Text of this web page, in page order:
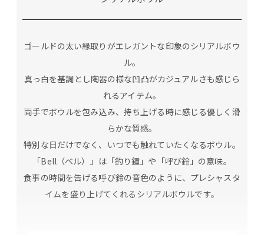
ゴールドの太い縁取りがエレガントな印象のシリアルボウ
ル。
真っ白を基調とし陶器の様な凹凸がカジュアルさも感じら
れるアイテム。
両手でボウルを包み込み、持ち上げる時に感じる優しく滑
らかな質感。
特別な日だけでなく、いつでも触れていたくなるボウル。
「Bell（ベル）」は「釣り鐘」や「呼び鈴」の意味。
食事の時間を告げる呼び鈴の音色のように、プレシャスタ
イムを盛り上げてくれるシリアルボウルです。